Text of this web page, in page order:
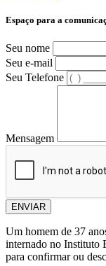
Espaço para a
Seu nome
Seu e-mail
Seu Telefone
Mensagem
ENVIAR
Um homem de 37
internado no Instituto
para confirmar ou